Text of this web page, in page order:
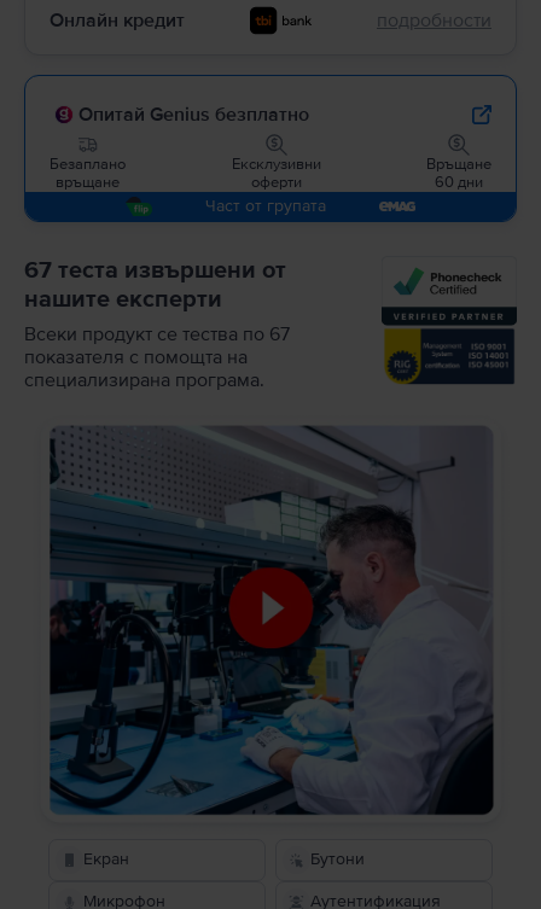
Онлайн кредит подробности
Опитай Genius безплатно
Безаплано
връщане
Ексклузивни
оферти
Връщане
60 дни
Част от групата
67 теста извършени от
нашите експерти
Всеки продукт се тества по 67
показателя с помощта на
специализирана програма.
Екран Бутони
Микрофон Аутентификация